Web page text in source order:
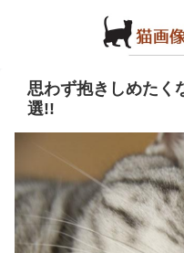
思わず抱きしめたく
選!!